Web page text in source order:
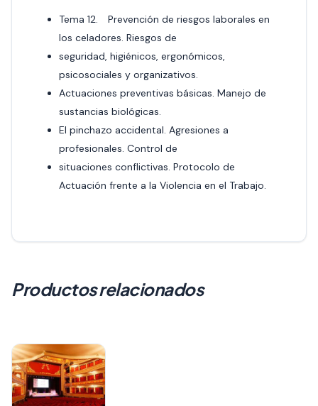
Tema 12. Prevención de riesgos laborales en
los celadores. Riesgos de
seguridad, higiénicos, ergonómicos,
psicosociales y organizativos.
Actuaciones preventivas básicas. Manejo de
sustancias biológicas.
El pinchazo accidental. Agresiones a
profesionales. Control de
situaciones conflictivas. Protocolo de
Actuación frente a la Violencia en el Trabajo.
Productos relacionados